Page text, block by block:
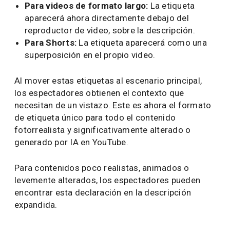
Para videos de formato largo: La etiqueta
aparecerá ahora directamente debajo del
reproductor de video, sobre la descripción.
Para Shorts: La etiqueta aparecerá como una
superposición en el propio video.
Al mover estas etiquetas al escenario principal,
los espectadores obtienen el contexto que
necesitan de un vistazo. Este es ahora el formato
de etiqueta único para todo el contenido
fotorrealista y significativamente alterado o
generado por IA en YouTube.
Para contenidos poco realistas, animados o
levemente alterados, los espectadores pueden
encontrar esta declaración en la descripción
expandida.